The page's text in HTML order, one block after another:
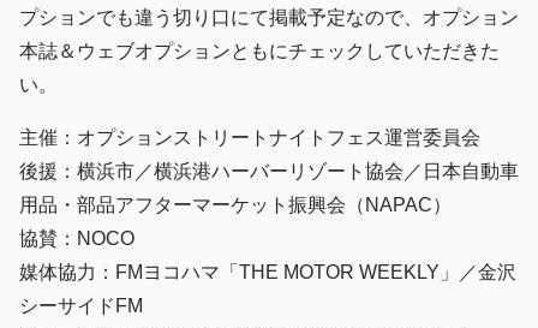
プションでも違う切り口にて掲載予定なので、オプション
本誌＆ウェブオプションともにチェックしていただきた
い。
主催：オプションストリートナイトフェス運営委員会
後援：横浜市／横浜港ハーバーリゾート協会／日本自動車
用品・部品アフターマーケット振興会（NAPAC）
協賛：NOCO
媒体協力：FMヨコハマ「THE MOTOR WEEKLY」／金沢
シーサイドFM